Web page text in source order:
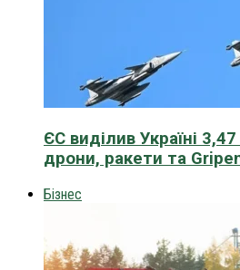
ЄС виділив Україні
дрони, ракети та
Бізнес